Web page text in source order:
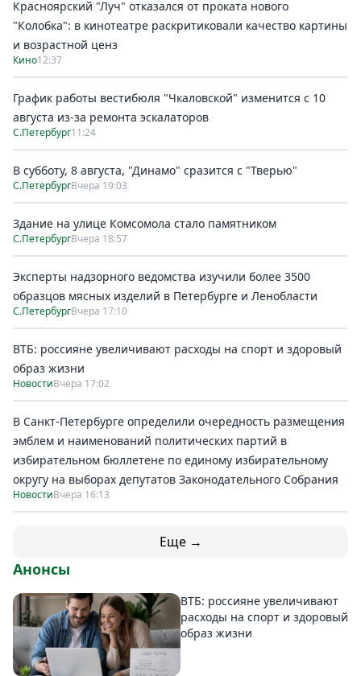
Красноярский "Луч" отказался от проката нового
"Колобка": в кинотеатре раскритиковали качество картины
и возрастной ценз
Кино12:37
График работы вестибюля "Чкаловской" изменится с 10
августа из-за ремонта эскалаторов
С.Петербург11:24
В субботу, 8 августа, "Динамо" сразится с "Тверью"
С.ПетербургВчера 19:03
Здание на улице Комсомола стало памятником
С.ПетербургВчера 18:57
Эксперты надзорного ведомства изучили более 3500
образцов мясных изделий в Петербурге и Ленобласти
С.ПетербургВчера 17:10
ВТБ: россияне увеличивают расходы на спорт и здоровый
образ жизни
НовостиВчера 17:02
В Санкт-Петербурге определили очередность размещения
эмблем и наименований политических партий в
избирательном бюллетене по единому избирательному
округу на выборах депутатов Законодательного Собрания
НовостиВчера 16:13
Еще →
Анонсы
ВТБ: россияне увеличивают
расходы на спорт и здоровый
образ жизни